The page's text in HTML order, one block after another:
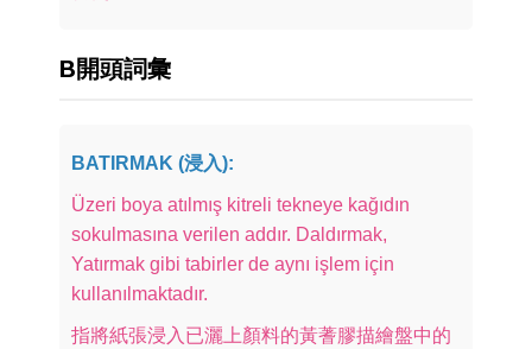
B開頭詞彙
BATIRMAK (浸入):
Üzeri boya atılmış kitreli tekneye kağıdın
sokulmasına verilen addır. Daldırmak,
Yatırmak gibi tabirler de aynı işlem için
kullanılmaktadır.
指將紙張浸入已灑上顏料的黃蓍膠描繪盤中的